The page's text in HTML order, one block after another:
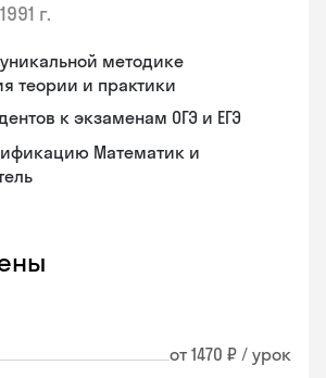
1991 г.
методике
теории и практики
к экзаменам ОГЭ и ЕГЭ
Математик и
от 1470 ₽ / урок